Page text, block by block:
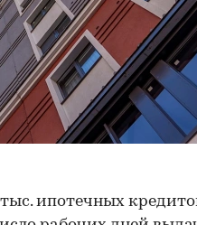
ипотечных